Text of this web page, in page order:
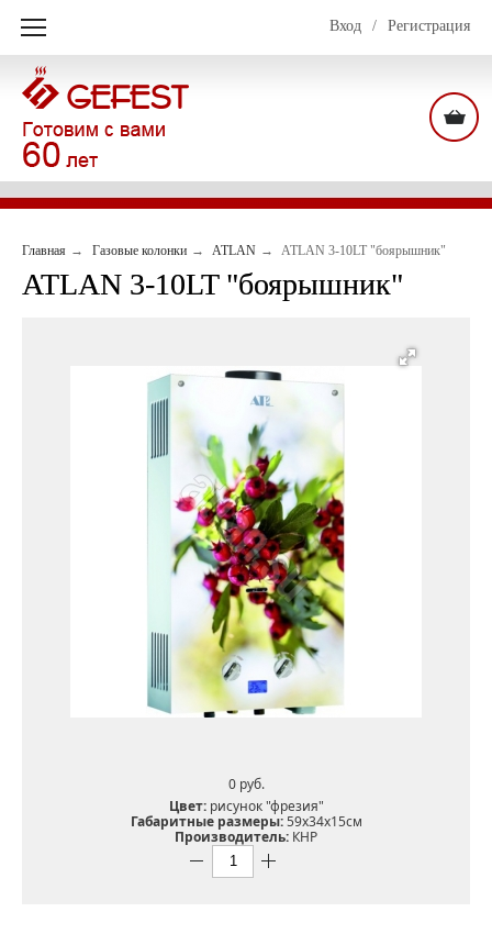
Вход / Регистрация
Главная Газовые колонки ATLAN ATLAN 3-10LT "боярышник"
ATLAN 3-10LT "боярышник"
0 pуб.
Цвет:рисунок "фрезия"
Габаритные размеры:59х34х15см
Производитель: КНР